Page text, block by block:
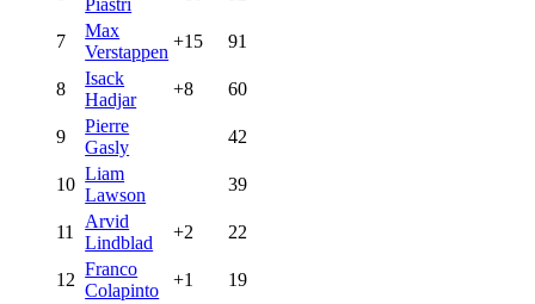
7
Max
Verstappen
+15 91
8
Isack
Hadjar
+8 60
9
Pierre
Gasly
42
10
Liam
Lawson
39
11
Arvid
Lindblad
+2 22
12
Franco
Colapinto
+1 19